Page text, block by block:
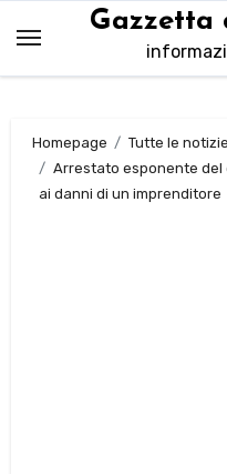
contenuto
Gazzetta
Homepage Tutte le notizie
Arrestato esponente del
ai danni di un imprenditore